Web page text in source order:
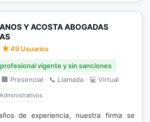
Y ACOSTA ABOGADAS
49 Usuarios
vigente y sin sanciones
🏢 Presencial · 📞 Llamada · 💻 Virtual
de experiencia, nuestra firma se